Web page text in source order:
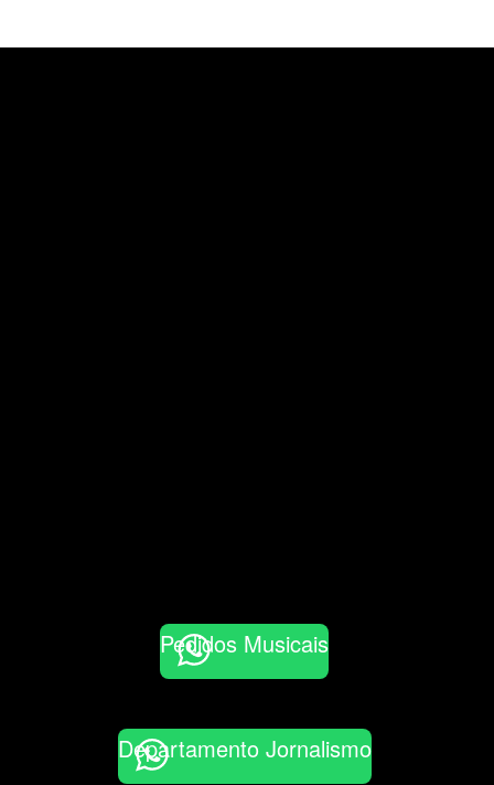
Pedidos Musicais
Departamento Jornalismo